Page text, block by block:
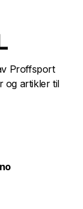
Proffsport
og artikler til